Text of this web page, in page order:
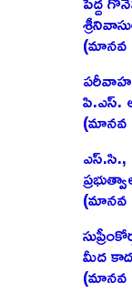
(మానవ
పి.ఎస్‌.
(మానవ
ఎస్‌.సి.,
(మానవ
మీద
(మానవ